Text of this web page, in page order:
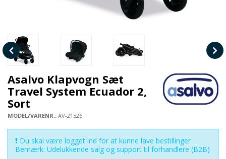
Asalvo Klapvogn Sæt
Travel System Ecuador 2,
Sort
MODEL/VARENR.: AV-21526
Du skal være logget ind for at kunne lave bestillinger
Bemærk: Udelukkende salg og support til forhandlere (B2B)